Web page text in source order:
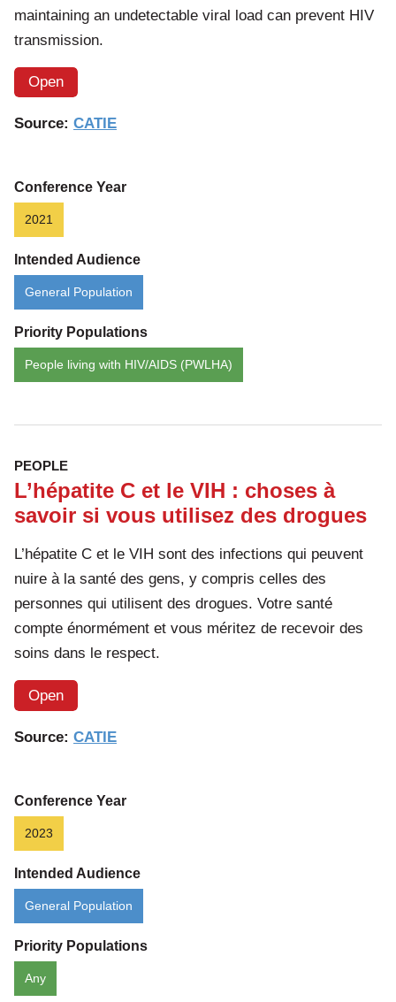
maintaining an undetectable viral load can prevent HIV
transmission.
Open
Source: CATIE
Conference Year
2021
Intended Audience
General Population
Priority Populations
People living with HIV/AIDS (PWLHA)
PEOPLE
L’hépatite C et le VIH : choses à
savoir si vous utilisez des drogues
L’hépatite C et le VIH sont des infections qui peuvent
nuire à la santé des gens, y compris celles des
personnes qui utilisent des drogues. Votre santé
compte énormément et vous méritez de recevoir des
soins dans le respect.
Open
Source: CATIE
Conference Year
2023
Intended Audience
General Population
Priority Populations
Any